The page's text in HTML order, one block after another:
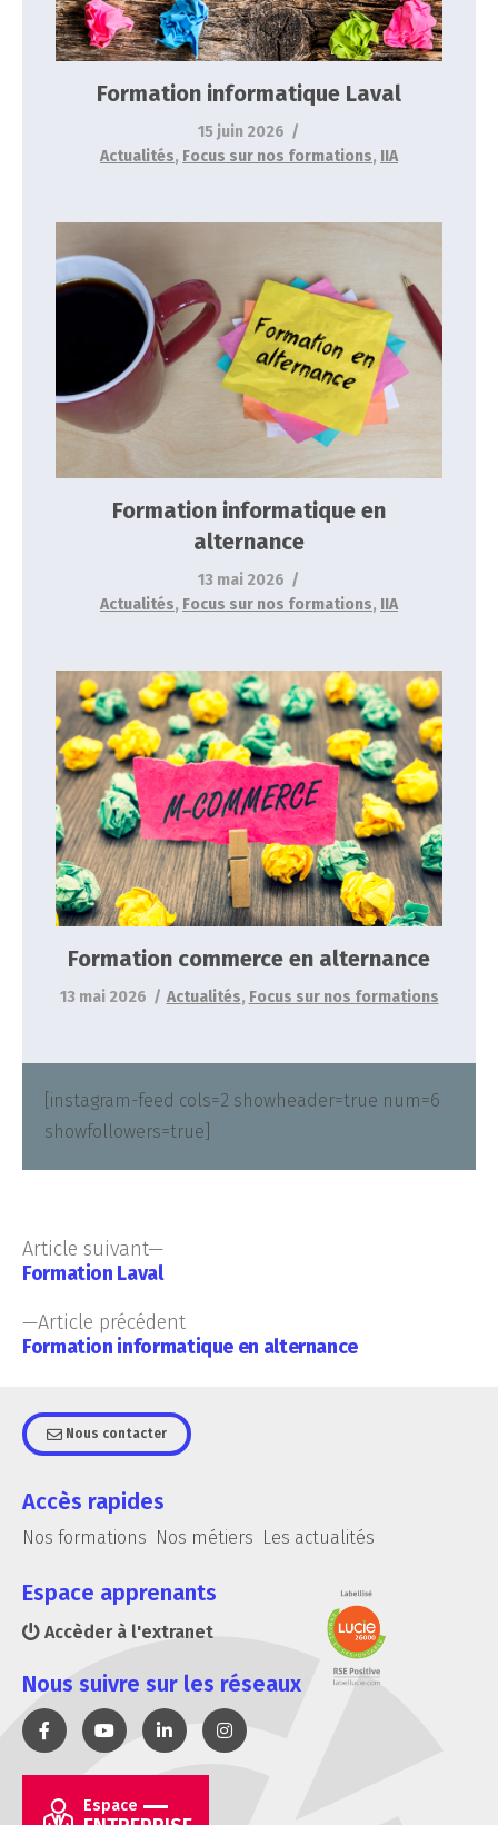
Formation informatique Laval
15 juin 2026
Actualités, Focus sur nos formations, IIA
Formation informatique en alternance
Actualités Focus sur nos formations IIA
Formation informatique en
alternance
13 mai 2026
Actualités, Focus sur nos formations, IIA
Formation commerce en alternance
Actualités Focus sur nos formations
Formation commerce en alternance
13 mai 2026 Actualités, Focus sur nos formations
[instagram-feed cols=2 showheader=true num=6
showfollowers=true]
Article précédent
Formation informatique en alternance
Article suivant
Formation Laval
Nous contacter
Accès rapides
Nos formations Nos métiers Les actualités
Espace apprenants
Accèder à l'extranet
Nous suivre sur les réseaux
Espace